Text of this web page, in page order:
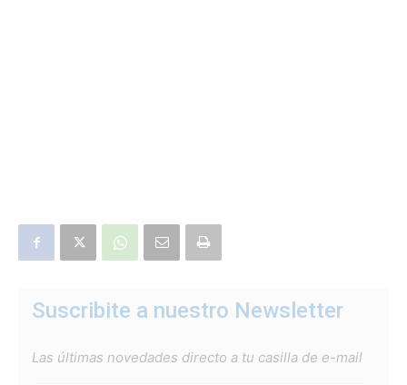
Suscribite a nuestro Newsletter
Las últimas novedades directo a tu casilla de e-mail